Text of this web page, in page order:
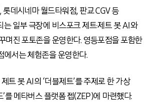
데시네마 월드타워점, 판교 CGV 등
일부 극장에 비스포크 제트·제트 봇 AI와
며진 포토존을 운영한다. 영등포점을 포함한
에서는 체험존을 운영한다.
트 봇 AI의 ‘더블제트’를 주제로 한 가상
’를 메타버스 플랫폼 젭(ZEP)에 마련했다.